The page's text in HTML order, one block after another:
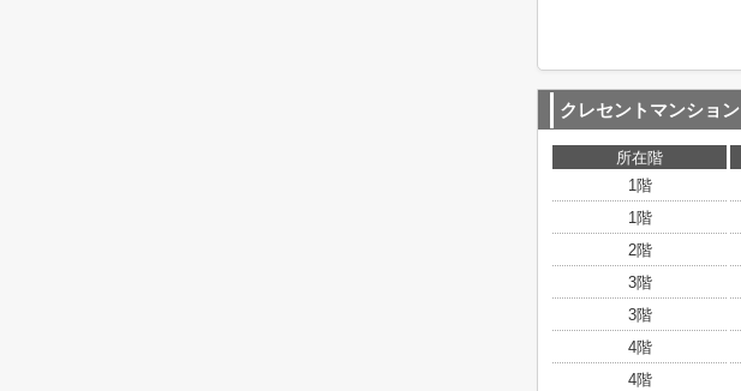
クレセントマンション
所在階
1階
1階
2階
3階
3階
4階
4階